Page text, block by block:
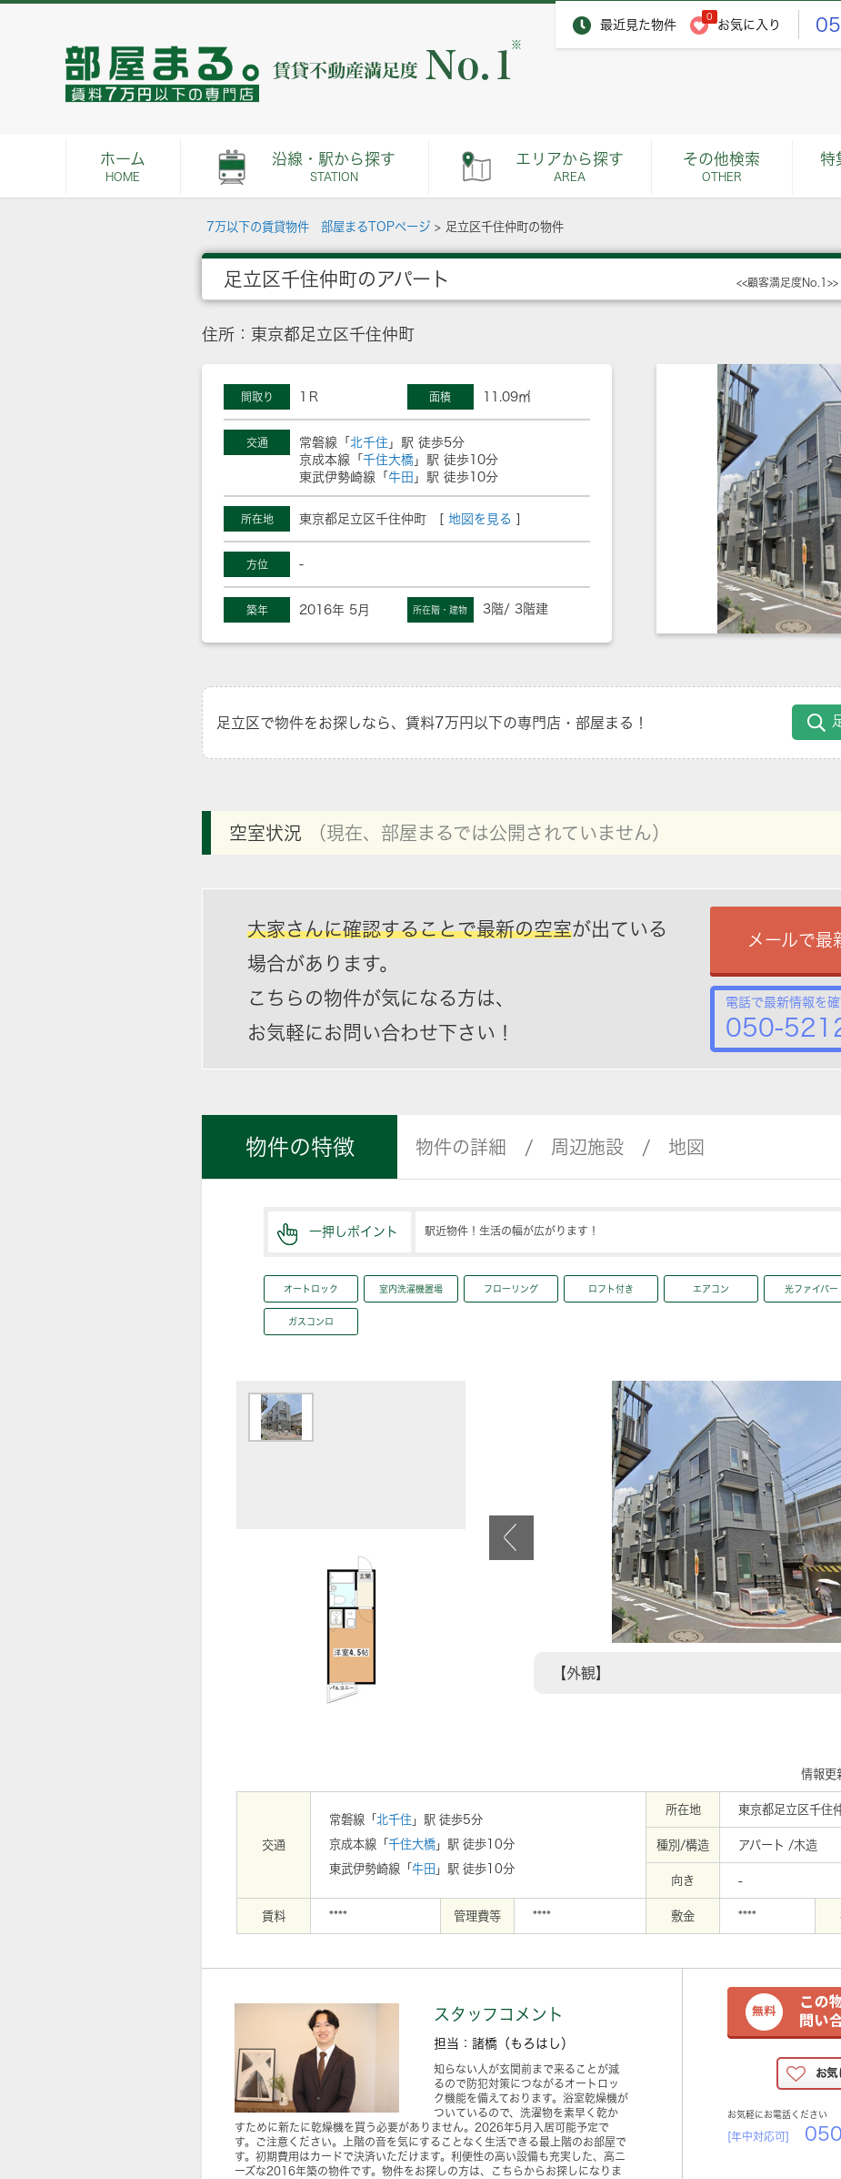
最近見た物件
0
お気に入り
※
ホーム
HOME
沿線・駅から探す
STATION
エリアから探す
AREA
その他検索
OTHER
特
7万以下の賃貸物件 部屋まるTOPページ > 足立区千住仲町の物件
足立区千住仲町のアパート <<顧客満足度
住所：東京都足立区千住仲町
間取り 1Ｒ 面積 11.09㎡
交通 常磐線「 北千住 」駅 徒歩5分
京成本線「 千住大橋 」駅 徒歩10分
東武伊勢崎線「 牛田 」駅 徒歩10分
所在地 東京都足立区千住仲町 [ 地図を見る
方位 -
築年 2016年 5月 所在階・建物 3階/ 3階建
足立区で物件をお探しなら、賃料7万円以下の専門店・部屋まる！
空室状況 （現在、部屋まるでは公開されていません）
大家さんに確認することで最新の空室が出ている
場合があります。
こちらの物件が気になる方は、
お気軽にお問い合わせ下さい！
メールで最
電話で最新情報を
050-
物件の特徴 物件の詳細 周辺施設 地図
一押しポイント 駅近物件！生活の幅が広がります！
オートロック 室内洗濯機置場 フローリング ロフト付き エアコン 光ファイバー
ガスコンロ
【外観】
情報
交通
常磐線「 北千住 」駅 徒歩5分
京成本線「 千住大橋 」駅 徒歩10分
東武伊勢崎線「 牛田 」駅 徒歩10分
所在地 東京都足立区千住
種別/構造 アパート /木造
向き -
賃料 **** 管理費等 **** 敷金 ****
スタッフコメント
担当：諸橋（もろはし）
知らない人が玄関前まで来ることが減
るので防犯対策につながるオートロッ
ク機能を備えております。浴室乾燥機が
ついているので、洗濯物を素早く乾か
すために新たに乾燥機を買う必要がありません。2026年5月入居可能予定で
す。ご注意ください。上階の音を気にすることなく生活できる最上階のお部屋で
す。初期費用はカードで決済いただけます。利便性の高い設備も充実した、高ニ
ーズな2016年築の物件です。物件をお探しの方は、こちらからお探しになりま
お気軽にお電話ください
[年中対応可]